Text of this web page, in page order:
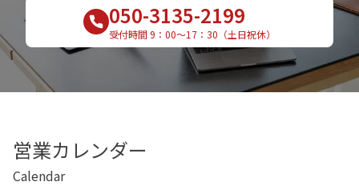
050-3135-2199
受付時間 9：00〜17：30（土日祝休）
営業カレンダー
Calendar